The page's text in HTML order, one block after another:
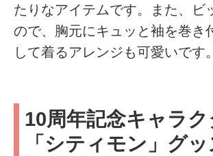
たりなアイテムです。また、ビ
ので、胸元にキュッと袖を巻き
して着るアレンジも可愛いです。
10周年記念キャラク
「シティモン」グ